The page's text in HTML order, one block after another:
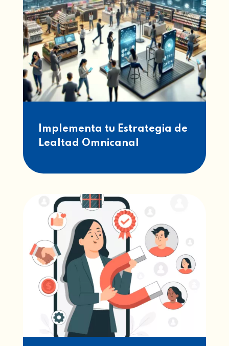
Implementa tu Estrategia de
Lealtad Omnicanal